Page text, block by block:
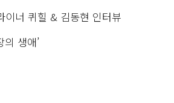
이너 퀴힐 & 김동현 인터뷰
의 생애’